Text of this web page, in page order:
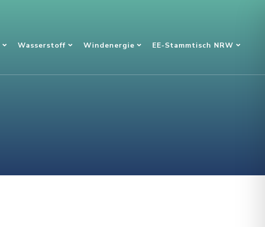
Wasserstoff Windenergie EE-Stammtisch NRW